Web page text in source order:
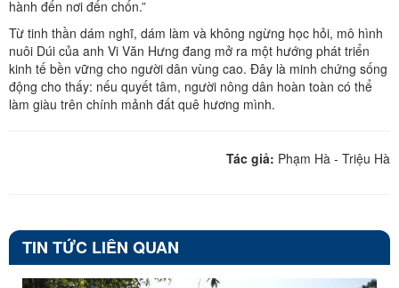
hành đến nơi đến chốn.”
Từ tinh thần dám nghĩ, dám làm và không ngừng học hỏi, mô hình
nuôi Dúi của anh Vi Văn Hưng đang mở ra một hướng phát triển
kinh tế bền vững cho người dân vùng cao. Đây là minh chứng sống
động cho thấy: nếu quyết tâm, người nông dân hoàn toàn có thể
làm giàu trên chính mảnh đất quê hương mình.
Tác giả: Phạm Hà - Triệu Hà
TIN TỨC LIÊN QUAN